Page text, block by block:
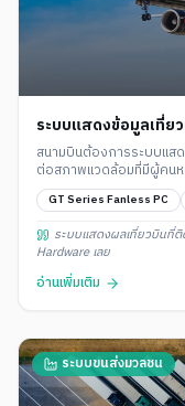
ระบบแสดงข้อมูลเที่ย
สนามบินต้องการระบบแส
ต่อสภาพแวดล้อมที่มีผู้คนห
ระบบล่มจะส่งผลกระทบต่อ
GT Series Fanless PC
ระบบแสดงผลเที่ยวบินที่ติ
Hardware เลย
อ่านเพิ่มเติม
ระบบขนส่งมวลชน